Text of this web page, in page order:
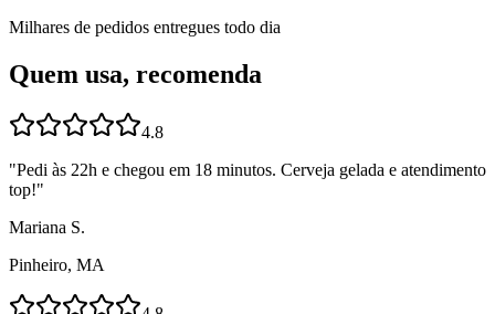
Milhares de pedidos entregues todo dia
Quem usa, recomenda
4.8
"Pedi às 22h e chegou em 18 minutos. Cerveja gelada e atendimento
top!"
Mariana S.
Pinheiro, MA